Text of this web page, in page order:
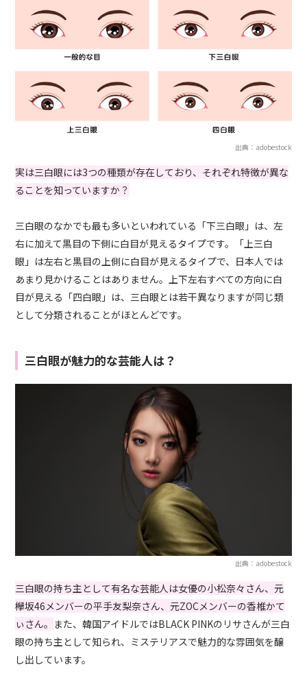
出典：adobestock
実は三白眼には3つの種類が存在しており、それぞれ特徴が異な
ることを知っていますか？
三白眼のなかでも最も多いといわれている「下三白眼」は、左
右に加えて黒目の下側に白目が見えるタイプです。「上三白
眼」は左右と黒目の上側に白目が見えるタイプで、日本人では
あまり見かけることはありません。上下左右すべての方向に白
目が見える「四白眼」は、三白眼とは若干異なりますが同じ類
として分類されることがほとんどです。
三白眼が魅力的な芸能人は？
出典：adobestock
三白眼の持ち主として有名な芸能人は女優の小松奈々さん、元
欅坂46メンバーの平手友梨奈さん、元ZOCメンバーの香椎かて
ぃさん。 また、韓国アイドルではBLACK PINKのリサさんが三白
眼の持ち主として知られ、ミステリアスで魅力的な雰囲気を醸
し出しています。